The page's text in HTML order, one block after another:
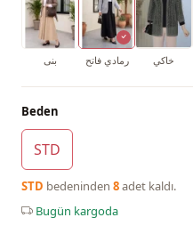
بنى رمادي فاتح خاكي
Beden
STD
STD bedeninden 8adet kaldı.
Bugün kargoda